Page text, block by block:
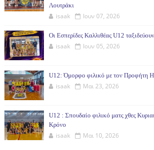
Λουτράκι
isaak Ιουν 07, 2026
Οι Εσπερίδες Καλλιθέας U12
isaak Ιουν 05, 2026
U12: Όμορφο φιλικό με τον Προφήτη
isaak Μαι 23, 2026
U12 : Σπουδαίο φιλικό ματς χθες
Κρόνο
isaak Μαι 10, 2026